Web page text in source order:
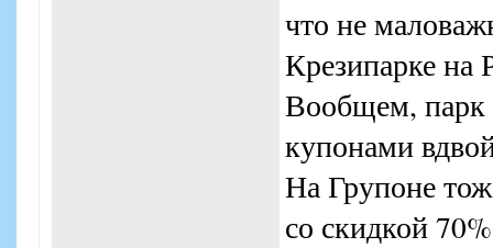
что не
Крезипарке на
Вообщем, парк
купонами
На Групоне
со скидкой